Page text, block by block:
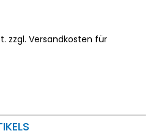
zzgl. Versandkosten für